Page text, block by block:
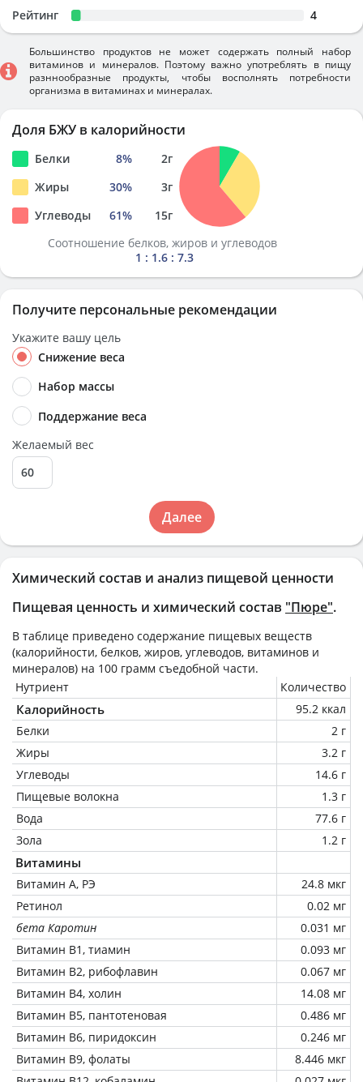
Химический состав и анализ пищевой ценности
Пищевая ценность и химический состав "Пюре".
В таблице приведено содержание пищевых веществ
(калорийности, белков, жиров, углеводов, витаминов и
минералов) на 100 грамм съедобной части.
Нутриент
Количество
Калорийность
95.2 ккал
Белки
2 г
Жиры
3.2 г
Углеводы
14.6 г
Пищевые волокна
1.3 г
Вода
77.6 г
Зола
1.2 г
Витамины
Витамин А, РЭ
24.8 мкг
Ретинол
0.02 мг
бета Каротин
0.031 мг
Витамин В1, тиамин
0.093 мг
Витамин В2, рибофлавин
0.067 мг
Витамин В4, холин
14.08 мг
Витамин В5, пантотеновая
0.486 мг
Витамин В6, пиридоксин
0.246 мг
Витамин В9, фолаты
8.446 мкг
Рейтинг 4
Большинство продуктов не может содержать полный набор
витаминов и минералов. Поэтому важно употреблять в пищу
разннообразные продукты, чтобы восполнять потребности
организма в витаминах и минералах.
Доля БЖУ в калорийности
Белки 8% 2г
Жиры
30% 3г
Углеводы
61% 15г
Соотношение белков, жиров и углеводов
1 : 1.6 : 7.3
Получите персональные рекомендации
Укажите вашу цель
Снижение веса
Набор массы
Поддержание веса
Желаемый вес
Далее